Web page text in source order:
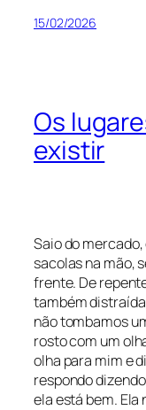
15/02/2026
Os
existir
Saio do
sacolas na mão,
frente. De
também distraída
não tombamos
rosto com um
olha para mim e
respondo
ela está bem. Ela